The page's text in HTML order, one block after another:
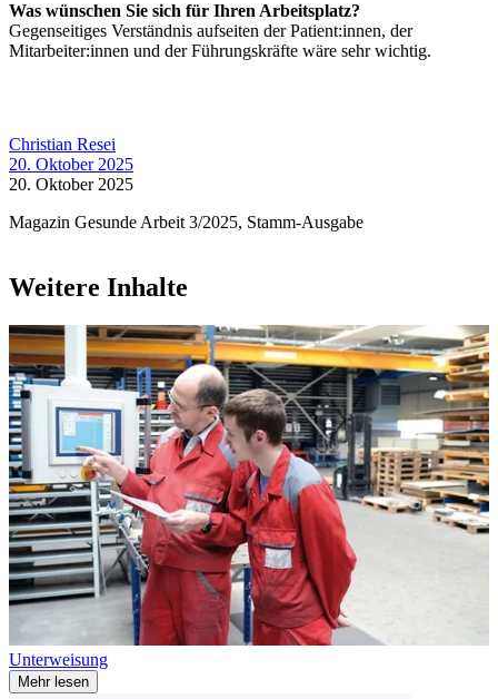
Was wünschen Sie sich für Ihren Arbeitsplatz?
Gegenseitiges Verständnis aufseiten der Patient:innen, der
Mitarbeiter:innen und der Führungskräfte wäre sehr wichtig.
Christian Resei
20. Oktober 2025
20. Oktober 2025
Magazin Gesunde Arbeit 3/2025, Stamm-Ausgabe
Weitere Inhalte
Unterweisung
Mehr lesen